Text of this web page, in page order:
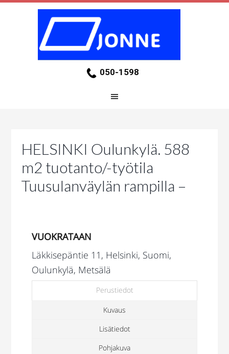
050-1598
HELSINKI Oulunkylä. 588
m2 tuotanto/-työtila
Tuusulanväylän rampilla –
VUOKRATAAN
Läkkisepäntie 11, Helsinki, Suomi,
Oulunkylä, Metsälä
Perustiedot
Kuvaus
Lisätiedot
Pohjakuva